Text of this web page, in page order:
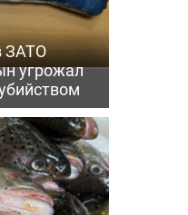
ЗАТО
угрожал